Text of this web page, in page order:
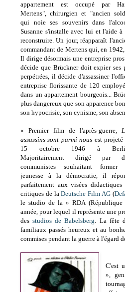
appartement est occupé par
Mertens", chirurgien et "ancien
qui noie ses souvenirs dans
Susanne s'installe avec lui et l'aide à
reconstruire. Un jour, réapparaît
commandant de Mertens qui, en
Il dirige désormais une entreprise
décide que Brückner doit expier ses
perpétrées, il décide d'assassiner
entreprise florissante de 120
dans un appartement bourgeois...
plus dangereux que son apparence
son hypocrisie, son cynisme, son
« Premier film de l'après-guerre,
assassins sont parmi nous est projeté
15 octobre 1946 à
Majoritairement dirigé par
communistes souhaitant former
jeunesse à la démocratie, il
parfaitement aux visées didactiques
critiques de laDeutsche Film AG (
le studio de la » RDA (République
année, pour lequel il représente une
desstudios de Babelsberg. La fête
familiaux passés heureux et au
commises pendant la guerre à l'égard
C'est
»,